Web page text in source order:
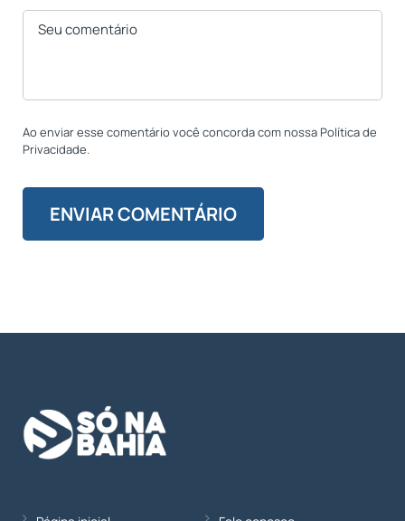
Ao enviar esse comentário você concorda com nossa Política de
Privacidade.